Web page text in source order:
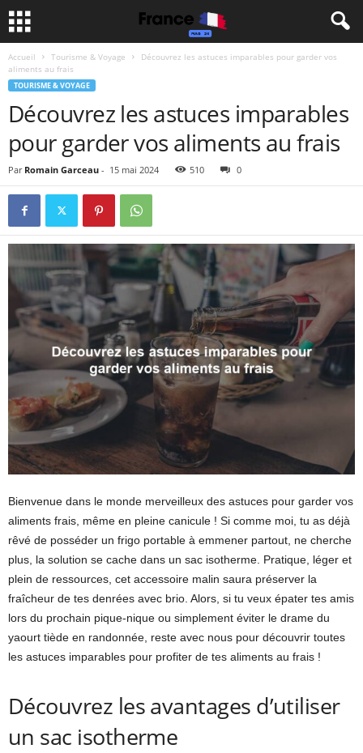
Accueil Tourisme & Voyage
Découvrez les astuces imparables pour garder vos
aliments au frais
TOURISME & VOYAGE
Découvrez les astuces imparables
pour garder vos aliments au frais
Par Romain Garceau - 15 mai 2024 510 0
Bienvenue dans le monde merveilleux des astuces pour garder vos
aliments frais, même en pleine canicule ! Si comme moi, tu as déjà
rêvé de posséder un frigo portable à emmener partout, ne cherche
plus, la solution se cache dans un sac isotherme. Pratique, léger et
plein de ressources, cet accessoire malin saura préserver la
fraîcheur de tes denrées avec brio. Alors, si tu veux épater tes amis
lors du prochain pique-nique ou simplement éviter le drame du
yaourt tiède en randonnée, reste avec nous pour découvrir toutes
les astuces imparables pour profiter de tes aliments au frais !
Découvrez les avantages d’utiliser
un sac isotherme